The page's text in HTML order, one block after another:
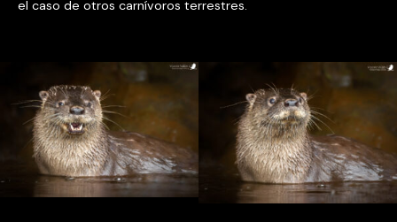
el caso de otros carnívoros terrestres.